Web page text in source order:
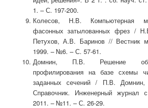
1. – С. 197-200.
Колесов, Н.В. Компьютерная
фасонных затылованных фрез /
Петухов, А.В. Баринов // Вестник
1999. – №6. – С. 57-61.
Домнин, П.В. Решение
профилирования на базе схемы
заданных сечений / П.В.
Справочник. Инженерный журнал
2011. – №11. – С. 26-29.